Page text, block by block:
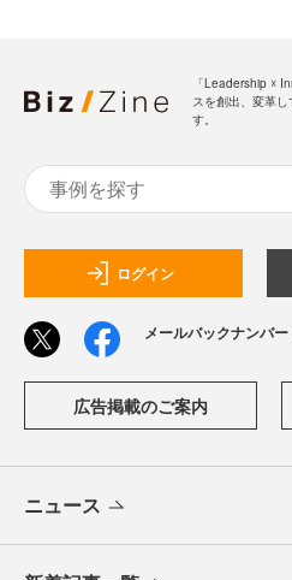
「Leadership ☓
スを創出、変革
す。
ログイン
メールバックナンバー
広告掲載のご案内
ニュース